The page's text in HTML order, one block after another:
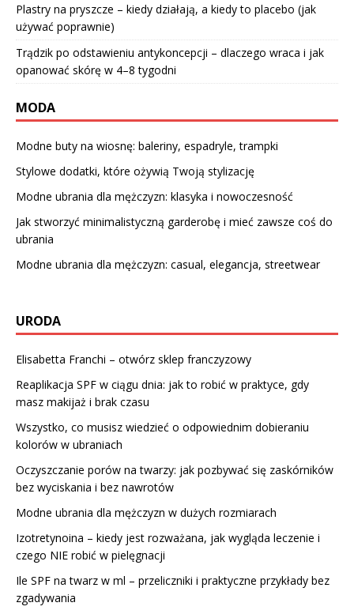
Plastry na pryszcze – kiedy działają, a kiedy to placebo (jak
używać poprawnie)
Trądzik po odstawieniu antykoncepcji – dlaczego wraca i jak
opanować skórę w 4–8 tygodni
MODA
Modne buty na wiosnę: baleriny, espadryle, trampki
Stylowe dodatki, które ożywią Twoją stylizację
Modne ubrania dla mężczyzn: klasyka i nowoczesność
Jak stworzyć minimalistyczną garderobę i mieć zawsze coś do
ubrania
Modne ubrania dla mężczyzn: casual, elegancja, streetwear
URODA
Elisabetta Franchi – otwórz sklep franczyzowy
Reaplikacja SPF w ciągu dnia: jak to robić w praktyce, gdy
masz makijaż i brak czasu
Wszystko, co musisz wiedzieć o odpowiednim dobieraniu
kolorów w ubraniach
Oczyszczanie porów na twarzy: jak pozbywać się zaskórników
bez wyciskania i bez nawrotów
Modne ubrania dla mężczyzn w dużych rozmiarach
Izotretynoina – kiedy jest rozważana, jak wygląda leczenie i
czego NIE robić w pielęgnacji
Ile SPF na twarz w ml – przeliczniki i praktyczne przykłady bez
zgadywania